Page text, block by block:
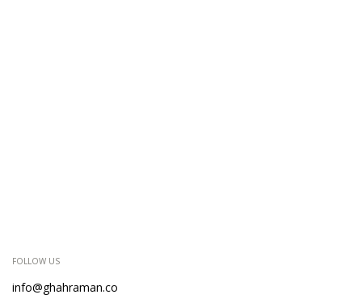
FOLLOW US
info@ghahraman.co